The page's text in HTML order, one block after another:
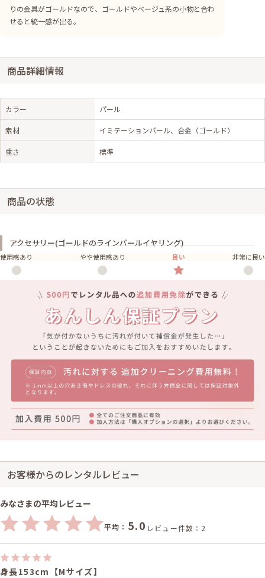
りの金具がゴールドなので、ゴールドやベージュ系の小物と合わ
せると統一感が出る。
商品詳細情報
カラー パール
素材 イミテーションパール、合金（ゴールド）
重さ 標準
商品の状態
アクセサリー(ゴールドのラインパールイヤリング)
使用感あり やや使用感あり 良い 非常に良い
お客様からのレンタルレビュー
みなさまの平均レビュー
平均： 5.0 レビュー件数：2
身長153cm【Mサイズ】